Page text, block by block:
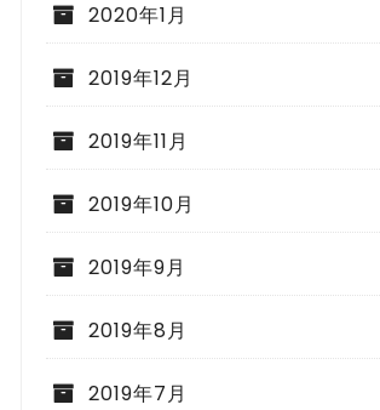
2020年1月
2019年12月
2019年11月
2019年10月
2019年9月
2019年8月
2019年7月